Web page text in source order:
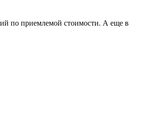
по приемлемой стоимости. А еще в